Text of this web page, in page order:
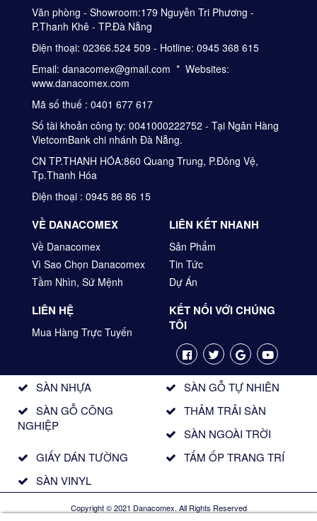
Văn phòng - Showroom:179 Nguyễn Tri Phương -
P.Thanh Khê - TP.Đà Nẵng
Điện thoại: 02366.524 509 - Hotline: 0945 368 615
Email: danacomex@gmail.com * Websites:
www.danacomex.com
Mã số thuế : 0401 677 617
Số tài khoản công ty: 0041000222752 - Tại Ngân Hàng
VietcomBank chi nhánh Đà Nẵng.
CN TP.THANH HÓA:860 Quang Trung, P.Đông Vệ,
Tp.Thanh Hóa
Điện thoại : 0945 86 86 15
VỀ DANACOMEX
Về Danacomex
Vì Sao Chọn Danacomex
Tầm Nhìn, Sứ Mệnh
LIÊN HỆ
Mua Hàng Trực Tuyến
LIÊN KẾT NHANH
Sản Phẩm
Tin Tức
Dự Án
KẾT NỐI VỚI CHÚNG
TÔI
SÀN NHỰA
SÀN GỖ TỰ NHIÊN
SÀN GỖ CÔNG
NGHIỆP
THẢM TRẢI SÀN
SÀN NGOÀI TRỜI
GIẤY DÁN TƯỜNG
TẤM ỐP TRANG TRÍ
SÀN VINYL
Copyright © 2021 Danacomex. All Rights Reserved